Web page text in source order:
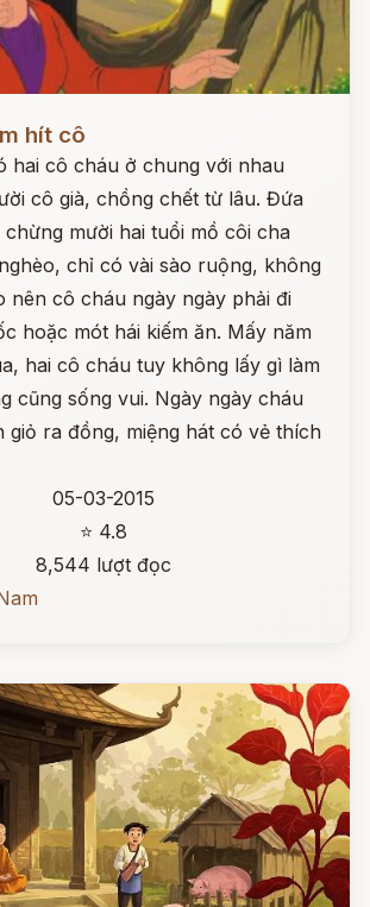
hít cô
hai cô cháu ở chung với nhau
cô già, chồng chết từ lâu. Đứa
mười hai tuổi mồ côi cha
chỉ có vài sào ruộng, không
nên cô cháu ngày ngày phải đi
hoặc mót hái kiếm ăn. Mấy năm
hai cô cháu tuy không lấy gì làm
cũng sống vui. Ngày ngày cháu
giỏ ra đồng, miệng hát có vẻ thích
05-03-2015
⭐ 4.8
8,544 lượt đọc